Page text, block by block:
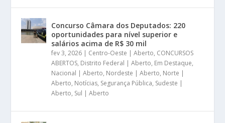
Concurso Câmara dos Deputados: 220
oportunidades para nível superior e
salários acima de R$ 30 mil
fev 3, 2026 | Centro-Oeste | Aberto, CONCURSOS
ABERTOS, Distrito Federal | Aberto, Em Destaque,
Nacional | Aberto, Nordeste | Aberto, Norte |
Aberto, Notícias, Segurança Pública, Sudeste |
Aberto, Sul | Aberto